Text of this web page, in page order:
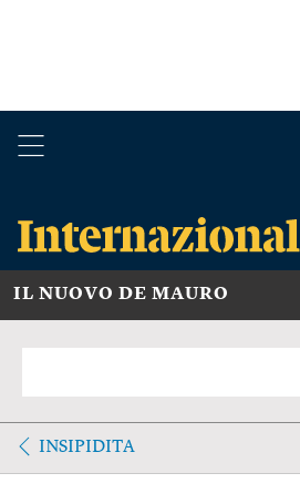
IL NUOVO DE MAURO
INSIPIDITA